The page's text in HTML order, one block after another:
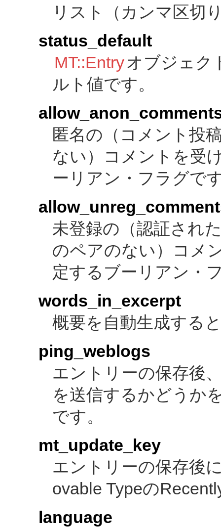
リスト（カンマ区切
status_default
MT::Entryオブジェク
ルト値です。
匿名の（コメント投
ない）コメントを受
ーリアン・フラグで
未登録の（認証され
のペアのない）コメ
定するブーリアン・
words_in_excerpt
概要を自動生成する
ping_weblogs
エントリーの保存後
を送信するかどうか
です。
mt_update_key
エントリーの保存後
ovable Typeの
language